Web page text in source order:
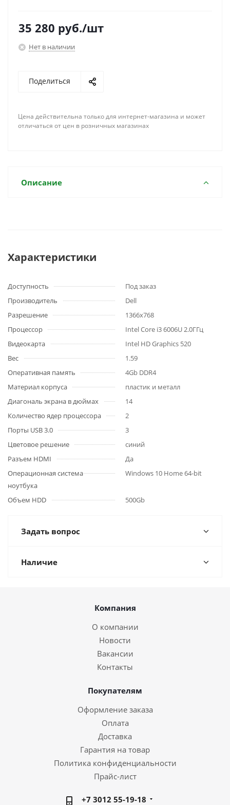
35 280 руб./шт
Нет в наличии
Поделиться
Цена действительна только для интернет-магазина и может
отличаться от цен в розничных магазинах
Описание
Характеристики
Доступность
Под заказ
Производитель
Dell
Разрешение
1366x768
Процессор
Intel Core i3 6006U 2.0ГГц
Видеокарта
Intel HD Graphics 520
Вес
1.59
Оперативная память
4Gb DDR4
Материал корпуса
пластик и металл
Диагональ экрана в дюймах
14
Количество ядер процессора
2
Порты USB 3.0
3
Цветовое решение
синий
Разъем HDMI
Да
Операционная система
ноутбука
Windows 10 Home 64-bit
Объем HDD 500Gb
Задать вопрос
Наличие
Компания
О компании
Новости
Вакансии
Контакты
Покупателям
Оформление заказа
Оплата
Доставка
Гарантия на товар
Политика конфиденциальности
Прайс-лист
+7 3012 55-19-18